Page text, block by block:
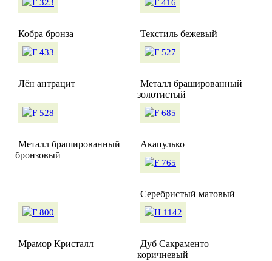
Кобра бронза Текстиль бежевый
Лён антрацит
Металл брашированный
золотистый
Металл брашированный
бронзовый
Акапулько
Серебристый матовый
Мрамор Кристалл
Дуб Сакраменто
коричневый